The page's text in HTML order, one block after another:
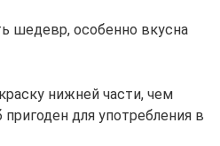
шедевр, особенно вкусна
нижней части, чем
для употребления в